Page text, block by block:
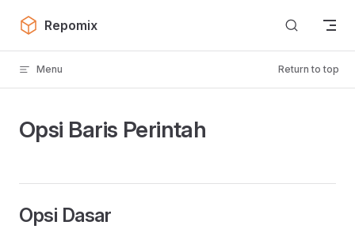
Skip to content
Repomix
Menu Return to top
Opsi Baris Perintah
Opsi Dasar